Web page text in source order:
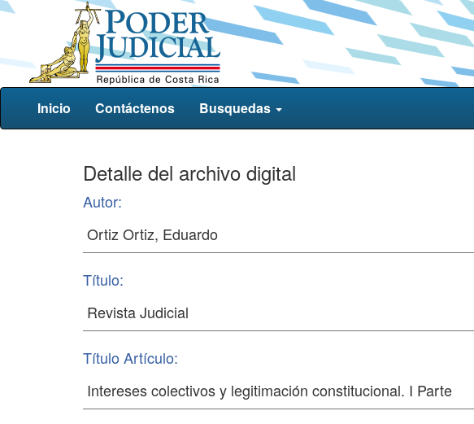
Inicio Contáctenos Busquedas
Detalle del archivo digital
Autor:
Título:
Título Artículo: